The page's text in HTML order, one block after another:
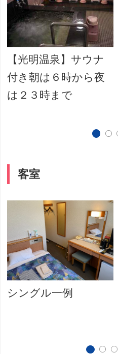
【光明温泉】サウナ
付き朝は６時から夜
は２３時まで
客室
シングル一例